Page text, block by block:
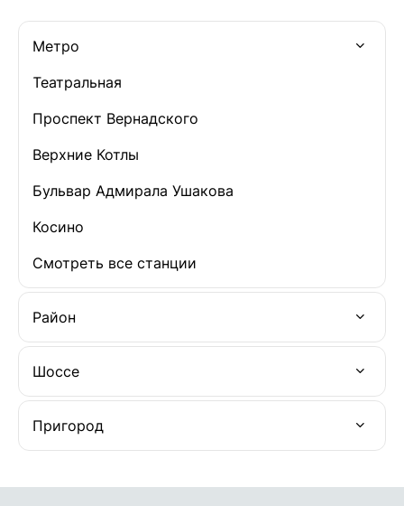
Метро
Театральная
Проспект Вернадского
Верхние Котлы
Бульвар Адмирала Ушакова
Косино
Смотреть все станции
Район
Шоссе
Пригород